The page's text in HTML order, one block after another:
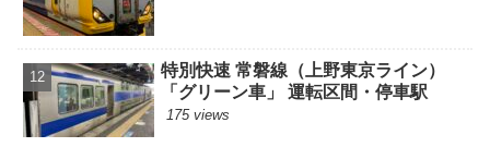
特別快速 常磐線（上野東京ライン）
「グリーン車」 運転区間・停車駅
175 views